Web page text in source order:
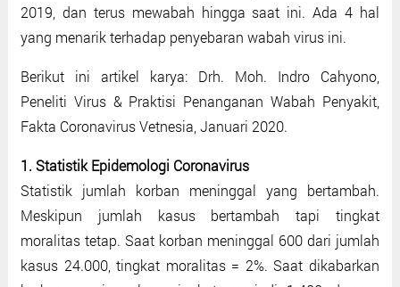
2019, dan terus mewabah hingga saat ini. Ada 4 hal
yang menarik terhadap penyebaran wabah virus ini.
Berikut ini artikel karya: Drh. Moh. Indro Cahyono,
Peneliti Virus & Praktisi Penanganan Wabah Penyakit,
Fakta Coronavirus Vetnesia, Januari 2020.
1. Statistik Epidemologi Coronavirus
Statistik jumlah korban meninggal yang bertambah.
Meskipun jumlah kasus bertambah tapi tingkat
moralitas tetap. Saat korban meninggal 600 dari jumlah
kasus 24.000, tingkat moralitas = 2%. Saat dikabarkan